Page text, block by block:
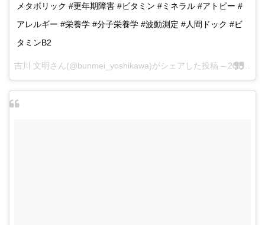
メタボリック #更年期障害 #ビタミン #ミネラル #アトピー #
アレルギー #栄養学 #分子栄養学 #波動測定 #人間ドック #ビ
タミンB2
吉川 文明さん(@bunmei_yoshikawa)がシェアした投稿 – 2017 5月 19 4:27午後 PDT